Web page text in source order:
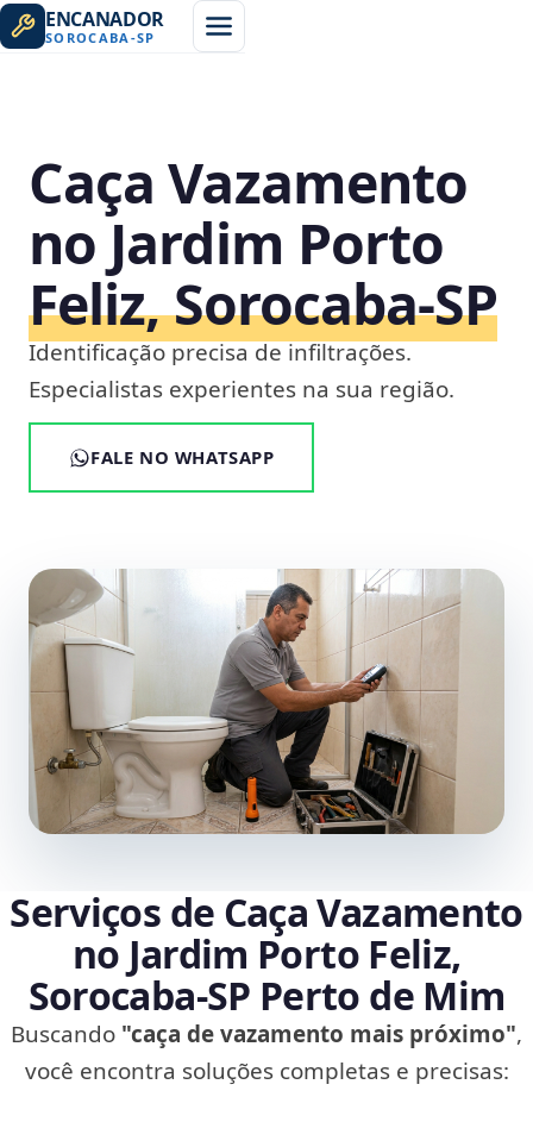
ENCANADOR
SOROCABA -SP
Caça Vazamento
no Jardim Porto
Feliz, Sorocaba‑SP
Identificação precisa de infiltrações.
Especialistas experientes na sua região.
FALE NO WHATSAPP
Serviços de Caça Vazamento
no Jardim Porto Feliz,
Sorocaba‑SP Perto de Mim
Buscando "caça de vazamento mais próximo",
você encontra soluções completas e precisas: